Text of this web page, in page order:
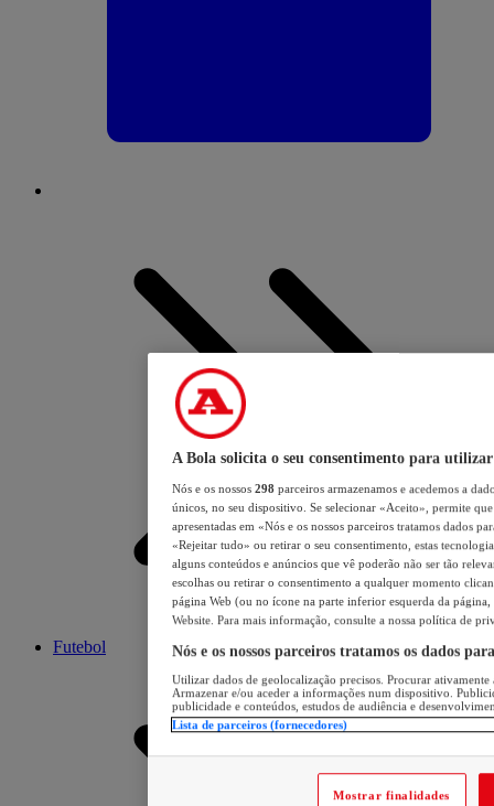
Futebol
A Bola solicita o seu consentimento para utilizar
Nós e os nossos 298 parceiros armazenamos e acedemos a
únicos, no seu dispositivo. Se selecionar «Aceito», permite
apresentadas em «Nós e os nossos parceiros tratamos dados
«Rejeitar tudo» ou retirar o seu consentimento, estas
alguns conteúdos e anúncios que vê poderão não ser tão
escolhas ou retirar o consentimento a qualquer momento
página Web (ou no ícone na parte inferior esquerda da página,
Website. Para mais informação, consulte a nossa política de
Nós e os nossos parceiros tratamos os dados
Utilizar dados de geolocalização precisos. Procurar
Armazenar e/ou aceder a informações num dispositivo.
publicidade e conteúdos, estudos de audiência e
Lista de parceiros (fornecedores)
Mostrar finalidades